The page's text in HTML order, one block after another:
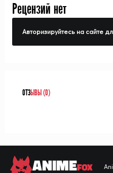
Рецензий нет
Авторизируйтесь на сайте
ОТЗЫВЫ (0)
ANIMEFOX